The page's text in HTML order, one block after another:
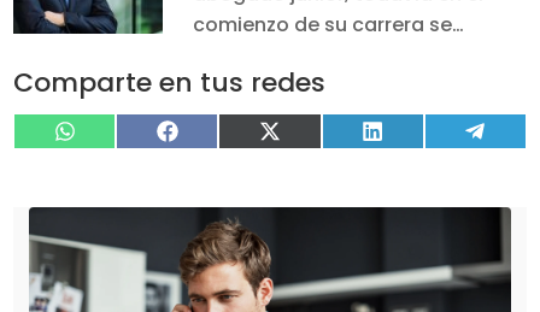
comienzo de su carrera se…
Comparte en tus redes
Compartir
en
WhatsAppCompartir
en
FacebookCompartir
en
X Compartir
en
LinkedIn
en